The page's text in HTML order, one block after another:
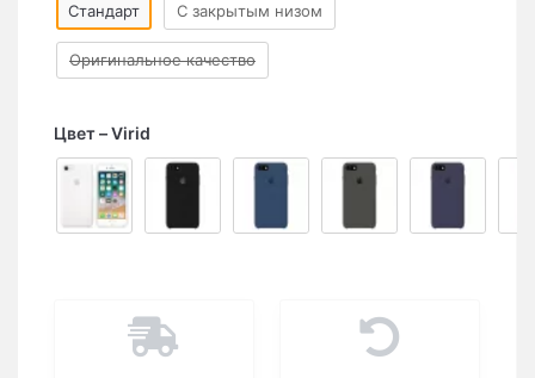
Стандарт C закрытым низом
Оригинальное качество
Цвет Virid